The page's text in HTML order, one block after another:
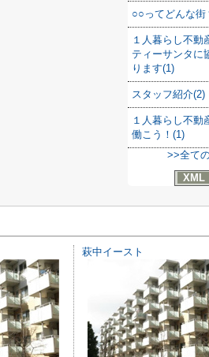
○○ってどんな街
１人暮らし不動
ティーサンタに
ります(1)
スタッフ紹介(2)
１人暮らし不動
働こう！(1)
>>全て
XML
萩中イースト